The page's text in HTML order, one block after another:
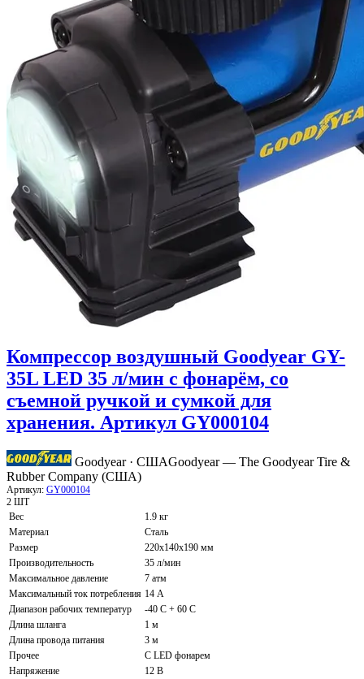
Компрессор воздушный Goodyear GY-
35L LED 35 л/мин с фонарём, со
съемной ручкой и сумкой для
хранения. Артикул GY000104
Goodyear · СШАGoodyear — The Goodyear Tire &
Rubber Company (США)
Артикул: GY000104
2 ШТ
Вес
1.9 кг
Материал
Сталь
Размер
220х140х190 мм
Производительность
35 л/мин
Максимальное давление
7 атм
Максимальный ток потребления 14 А
Диапазон рабочих температур
-40 C + 60 C
Длина шланга
1 м
Длина провода питания
3 м
Прочее
С LED фонарем
Напряжение
12 В